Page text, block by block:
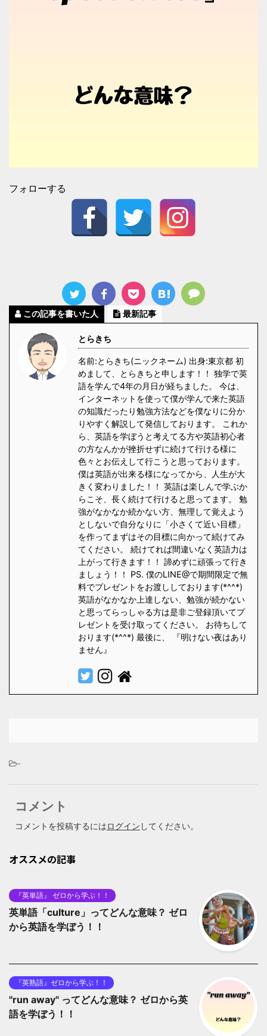
フォローする
この記事を書いた人 最新記事
とらきち
名前:とらきち(ニックネーム) 出身:東京都 初
めまして、とらきちと申します！！ 独学で英
語を学んで4年の月日が経ちました。 今は、
インターネットを使って僕が学んで来た英語
の知識だったり勉強方法などを僕なりに分か
りやすく解説して発信しております。 これか
ら、英語を学ぼうと考えてる方や英語初心者
の方なんかが挫折せずに続けて行ける様に
色々とお伝えして行こうと思っております。
僕は英語が出来る様になってから、人生が大
きく変わりました！！ 英語は楽しんで学ぶか
らこそ、長く続けて行けると思ってます。 勉
強がなかなか続かない方、無理して覚えよう
としないで自分なりに「小さくて近い目標」
を作ってまずはその目標に向かって続けてみ
てください。 続けてれば間違いなく英語力は
上がって行きます！！ 諦めずに頑張って行き
ましょう！！ PS. 僕のLINE@で期間限定で無
料でプレゼントをお渡ししております(*^^*)
英語がなかなか上達しない、勉強が続かない
と思ってらっしゃる方は是非ご登録頂いてプ
レゼントを受け取ってください。 お待ちして
おります(*^^*) 最後に、 『明けない夜はあり
ません』
-
コメント
コメントを投稿するにはログイン してください。
オススメの記事
『英単語』 ゼロから学ぶ！！
英単語「culture」ってどんな意味？ ゼロ
から英語を学ぼう！！
『英熟語』ゼロから学ぶ！！
"run away" ってどんな意味？ ゼロから英
語を学ぼう！！